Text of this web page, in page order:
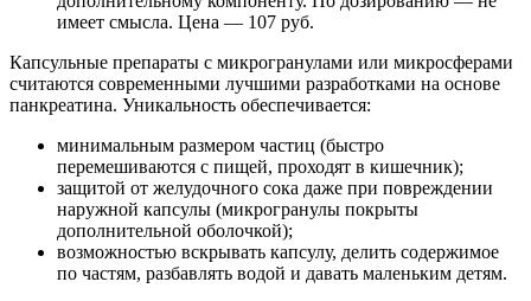
имеет смысла. Цена — 107 руб.
Капсульные препараты с микрогранулами или микросферами
считаются современными лучшими разработками на основе
панкреатина. Уникальность обеспечивается:
минимальным размером частиц (быстро
перемешиваются с пищей, проходят в кишечник);
защитой от желудочного сока даже при повреждении
наружной капсулы (микрогранулы покрыты
дополнительной оболочкой);
возможностью вскрывать капсулу, делить содержимое
по частям, разбавлять водой и давать маленьким детям.